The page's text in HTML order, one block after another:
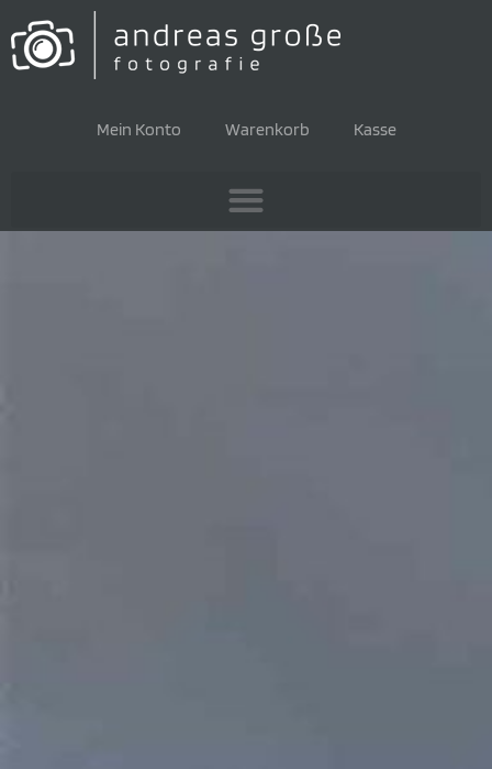
Mein Konto Warenkorb Kasse